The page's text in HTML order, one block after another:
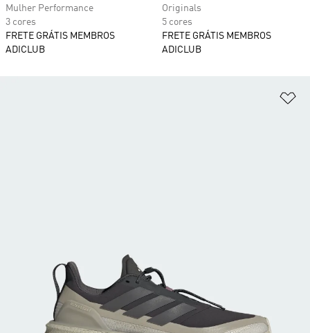
Mulher Performance
3 cores
FRETE GRÁTIS MEMBROS
ADICLUB
Originals
5 cores
FRETE GRÁTIS MEMBROS
ADICLUB